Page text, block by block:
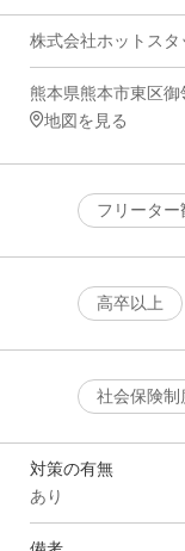
株式会社ホットスタ
熊本県熊本市東区御
地図を見る
フリーター
高卒以上
社会保険制
対策の有無
あり